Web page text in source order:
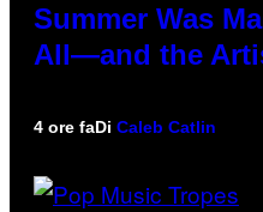
Summer Was
All—and the
4 ore faDi Caleb Catlin